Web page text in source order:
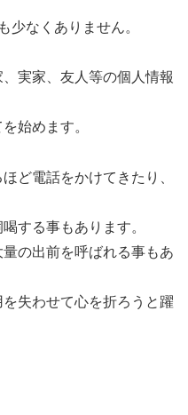
少なくありません。
実家、友人等の個人情報
始めます。
ど電話をかけてきたり、
する事もあります。
の出前を呼ばれる事もあ
失わせて心を折ろうと躍